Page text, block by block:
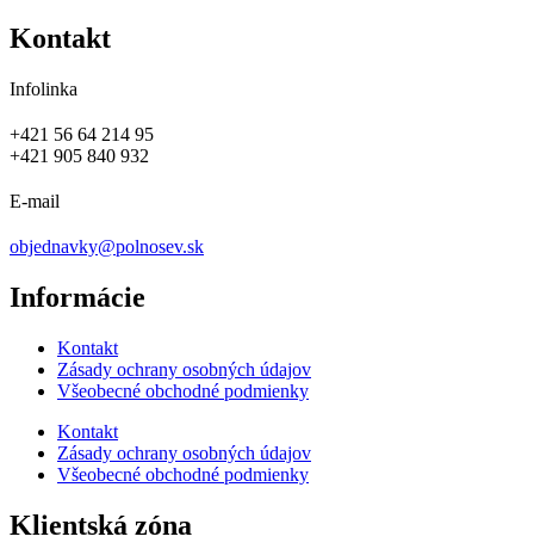
Kontakt
Infolinka
+421 56 64 214 95
+421 905 840 932
E-mail
objednavky@polnosev.sk
Informácie
Kontakt
Zásady ochrany osobných údajov
Všeobecné obchodné podmienky
Kontakt
Zásady ochrany osobných údajov
Všeobecné obchodné podmienky
Klientská zóna